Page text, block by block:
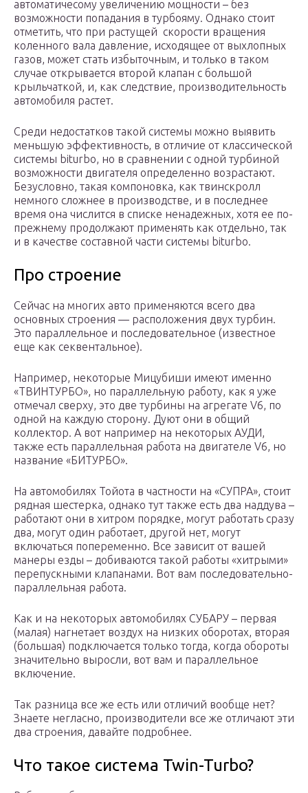
автоматичесому увеличению мощности – без
возможности попадания в турбояму. Однако стоит
отметить, что при растущей скорости вращения
коленного вала давление, исходящее от выхлопных
газов, может стать избыточным, и только в таком
случае открывается второй клапан с большой
крыльчаткой, и, как следствие, производительность
автомобиля растет.
Среди недостатков такой системы можно выявить
меньшую эффективность, в отличие от классической
системы biturbo, но в сравнении с одной турбиной
возможности двигателя определенно возрастают.
Безусловно, такая компоновка, как твинскролл
немного сложнее в производстве, и в последнее
время она числится в списке ненадежных, хотя ее по-
прежнему продолжают применять как отдельно, так
и в качестве составной части системы biturbo.
Про строение
Сейчас на многих авто применяются всего два
основных строения — расположения двух турбин.
Это параллельное и последовательное (известное
еще как секвентальное).
Например, некоторые Мицубиши имеют именно
«ТВИНТУРБО», но параллельную работу, как я уже
отмечал сверху, это две турбины на агрегате V6, по
одной на каждую сторону. Дуют они в общий
коллектор. А вот например на некоторых АУДИ,
также есть параллельная работа на двигателе V6, но
название «БИТУРБО».
На автомобилях Тойота в частности на «СУПРА», стоит
рядная шестерка, однако тут также есть два наддува –
работают они в хитром порядке, могут работать сразу
два, могут один работает, другой нет, могут
включаться попеременно. Все зависит от вашей
манеры езды – добиваются такой работы «хитрыми»
перепускными клапанами. Вот вам последовательно-
параллельная работа.
Как и на некоторых автомобилях СУБАРУ – первая
(малая) нагнетает воздух на низких оборотах, вторая
(большая) подключается только тогда, когда обороты
значительно выросли, вот вам и параллельное
включение.
Так разница все же есть или отличий вообще нет?
Знаете негласно, производители все же отличают эти
два строения, давайте подробнее.
Что такое система Twin-Turbo?